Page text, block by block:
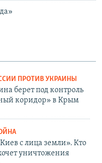
ПРОТИВ УКРАИНЫ
берет под контроль
коридор» в Крым
с лица земли». Кто
уничтожения